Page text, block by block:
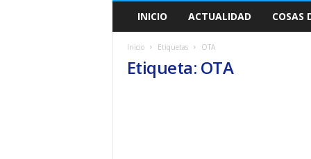
INICIO ACTUALIDAD COSAS
Inicio Etiquetas OTA
Etiqueta: OTA